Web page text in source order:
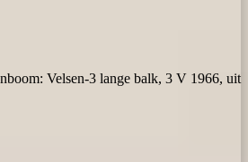
Velsen-3 lange balk, 3 V 1966, uit